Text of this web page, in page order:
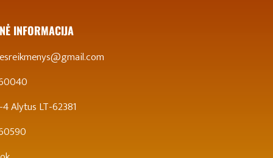
INFORMACIJA
Alytus LT-62381